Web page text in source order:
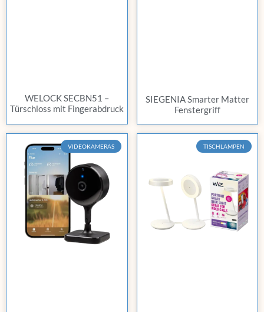
WELOCK SECBN51 –
Türschloss mit Fingerabdruck
SIEGENIA Smarter Matter
Fenstergriff
VIDEOKAMERAS TISCHLAMPEN